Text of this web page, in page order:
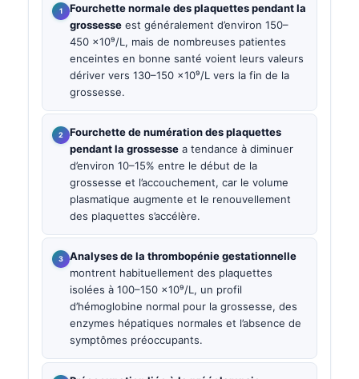
Fourchette normale des plaquettes pendant la
grossesse est généralement d’environ 150–
450 ×10⁹/L, mais de nombreuses patientes
enceintes en bonne santé voient leurs valeurs
dériver vers 130–150 ×10⁹/L vers la fin de la
grossesse.
Fourchette de numération des plaquettes
pendant la grossesse a tendance à diminuer
d’environ 10–15% entre le début de la
grossesse et l’accouchement, car le volume
plasmatique augmente et le renouvellement
des plaquettes s’accélère.
Analyses de la thrombopénie gestationnelle
montrent habituellement des plaquettes
isolées à 100–150 ×10⁹/L, un profil
d’hémoglobine normal pour la grossesse, des
enzymes hépatiques normales et l’absence de
symptômes préoccupants.